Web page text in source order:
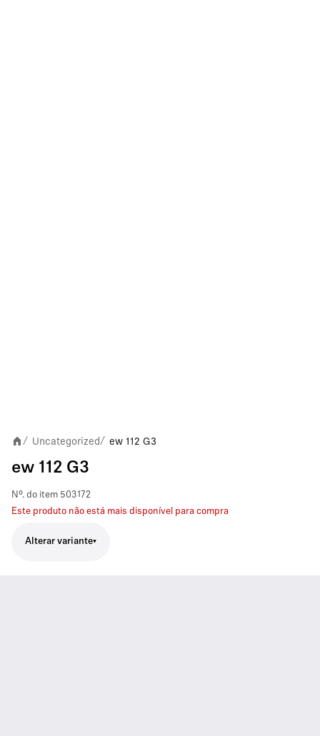
/ Uncategorized/ ew 112 G3
ew 112 G3
Nº. do item 503172
Este produto não está mais disponível para compra
Alterar variante